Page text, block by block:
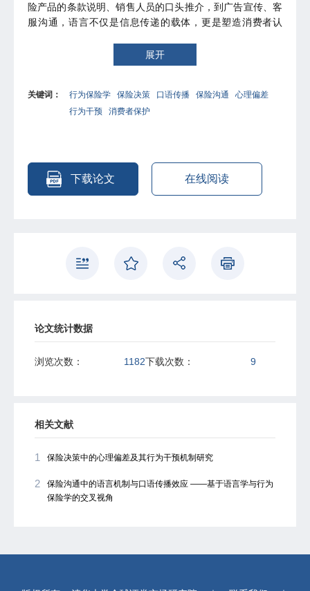
险产品的条款说明、销售人员的口头推介，到广告宣传、客
服沟通，语言不仅是信息传递的载体，更是塑造消费者认
保险研究对语言因素的关注明显不足，往往将语言视为中性
的信息通道，忽视了语言本身的特性及其对心理偏差的调节
保险沟通中的语言机制及其对保险决策的影响，揭示语言如
何放大或缓解消费者的心理偏差，并为后续行为干预提供新
展开
关键词： 行为保险学 保险决策 口语传播 保险沟通
心理偏差
行为干预
消费者保护
下载论文 在线阅读
论文统计数据
浏览次数： 1182下载次数： 9
相关文献
1 保险决策中的心理偏差及其行为干预机制研究
2
保险沟通中的语言机制与口语传播效应 ——基于语言学与行为
保险学的交叉视角